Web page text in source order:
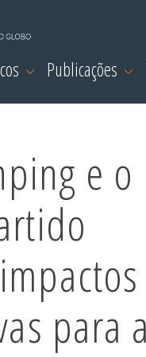
Publicações
e o
para a